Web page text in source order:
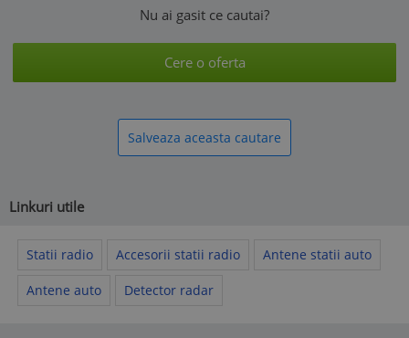
Nu ai gasit ce cautai?
Cere o oferta
Salveaza aceasta cautare
Linkuri utile
Statii radio Accesorii statii radio Antene statii auto
Antene auto Detector radar